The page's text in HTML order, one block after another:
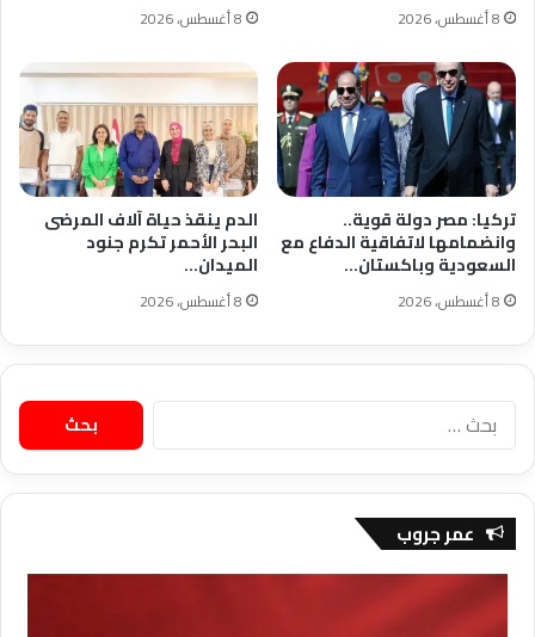
8 أغسطس، 2026 8 أغسطس، 2026
تركيا: مصر دولة قوية..
وانضمامها لاتفاقية الدفاع مع
السعودية وباكستان…
8 أغسطس، 2026
الدم ينقذ حياة آلاف المرضى
البحر الأحمر تكرم جنود
الميدان…
8 أغسطس، 2026
البحث
عن:
عمر جروب